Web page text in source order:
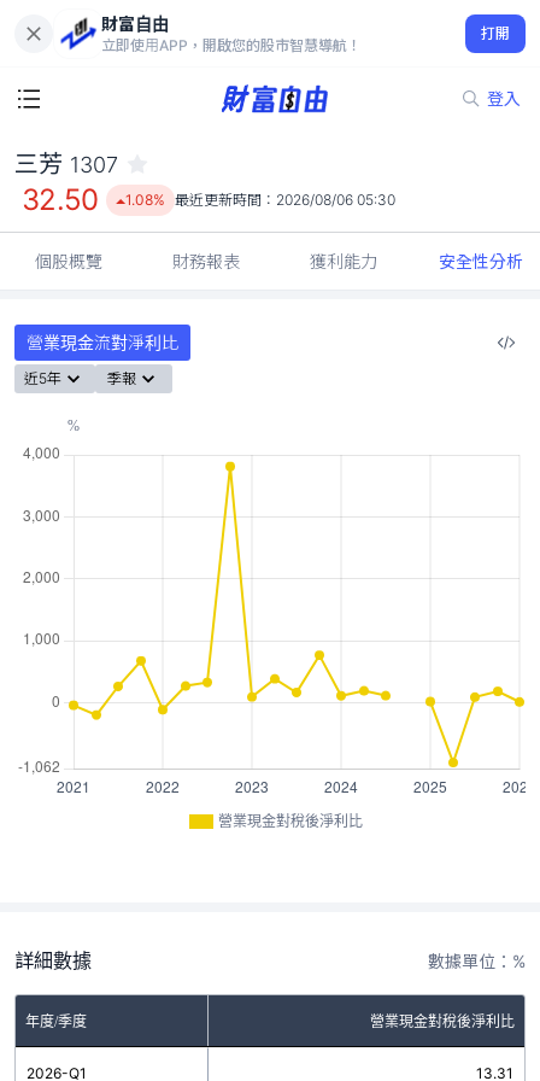
財富自由
立即使用APP，開啟您的股市智慧導航！
打開
登入
32.50
1.08%
三芳 1307
32.50 1.08% 最近更新時間： 2026/08/06 05:30
個股概覽 財務報表 獲利能力 安全性分析
營業現金流對淨利比
近5年 季報
營業現金對稅後淨利比
詳細數據 數據單位：%
年度/季度 營業現金對稅後淨利比
2026-Q1 13.31